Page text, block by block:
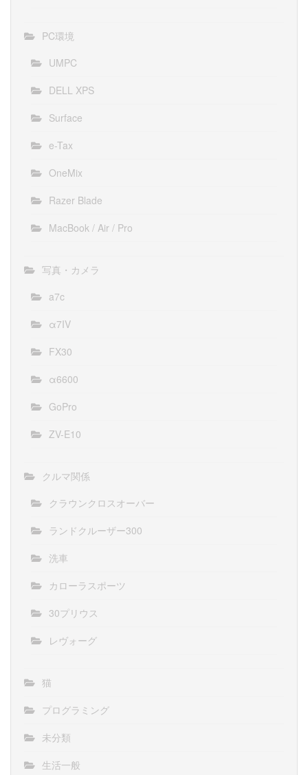
PC環境
UMPC
DELL XPS
Surface
e-Tax
OneMix
Razer Blade
MacBook / Air / Pro
写真・カメラ
a7c
α7IV
FX30
α6600
GoPro
ZV-E10
クルマ関係
クラウンクロスオーバー
ランドクルーザー300
洗車
カローラスポーツ
30プリウス
レヴォーグ
猫
プログラミング
未分類
生活一般